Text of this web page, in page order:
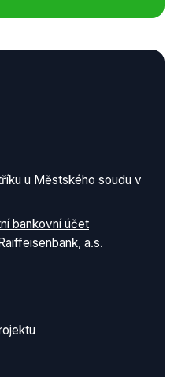
u Městského soudu v
bankovní účet
a.s.